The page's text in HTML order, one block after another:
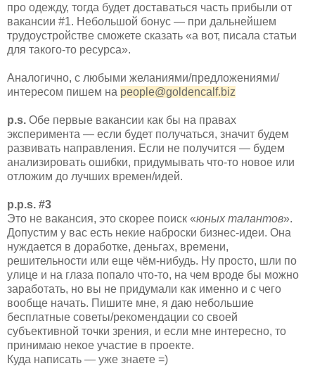
про одежду, тогда будет доставаться часть прибыли от
вакансии #1. Небольшой бонус — при дальнейшем
трудоустройстве сможете сказать «а вот, писала статьи
для такого-то ресурса».
Аналогично, с любыми желаниями/предложениями/
интересом пишем на people@goldencalf.biz
p.s. Обе первые вакансии как бы на правах
эксперимента — если будет получаться, значит будем
развивать направления. Если не получится — будем
анализировать ошибки, придумывать что-то новое или
отложим до лучших времен/идей.
p.p.s. #3
Это не вакансия, это скорее поиск «юных талантов».
Допустим у вас есть некие наброски бизнес-идеи. Она
нуждается в доработке, деньгах, времени,
решительности или еще чём-нибудь. Ну просто, шли по
улице и на глаза попало что-то, на чем вроде бы можно
заработать, но вы не придумали как именно и с чего
вообще начать. Пишите мне, я даю небольшие
бесплатные советы/рекомендации со своей
субъективной точки зрения, и если мне интересно, то
принимаю некое участие в проекте.
Куда написать — уже знаете =)